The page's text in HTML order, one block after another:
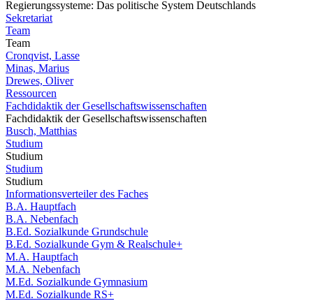
Regierungssysteme: Das politische System Deutschlands
Sekretariat
Team
Team
Cronqvist, Lasse
Minas, Marius
Drewes, Oliver
Ressourcen
Fachdidaktik der Gesellschaftswissenschaften
Fachdidaktik der Gesellschaftswissenschaften
Busch, Matthias
Studium
Studium
Studium
Studium
Informationsverteiler des Faches
B.A. Hauptfach
B.A. Nebenfach
B.Ed. Sozialkunde Grundschule
B.Ed. Sozialkunde Gym & Realschule+
M.A. Hauptfach
M.A. Nebenfach
M.Ed. Sozialkunde Gymnasium
M.Ed. Sozialkunde RS+